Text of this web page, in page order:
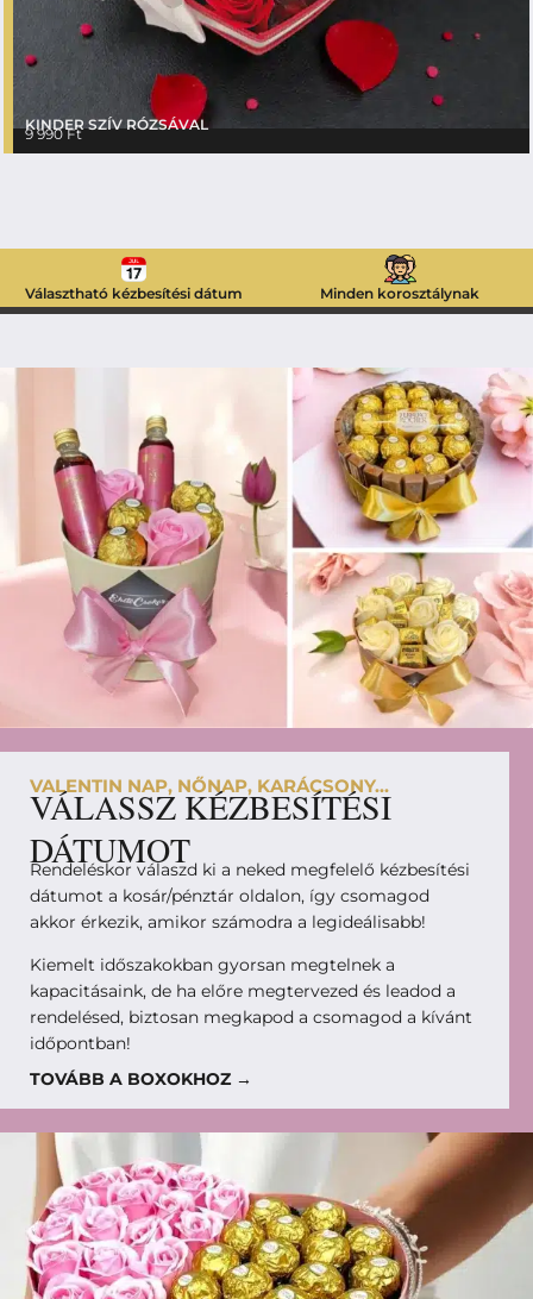
KINDER SZÍV RÓZSÁVAL
9 990Ft
Választható kézbesítési dátum Minden korosztálynak
VALENTIN NAP, NŐNAP, KARÁCSONY...
VÁLASSZ KÉZBESÍTÉSI
DÁTUMOT
Rendeléskor válaszd ki a neked megfelelő kézbesítési
dátumot a kosár/pénztár oldalon, így csomagod
akkor érkezik, amikor számodra a legideálisabb!
Kiemelt időszakokban gyorsan megtelnek a
kapacitásaink, de ha előre megtervezed és leadod a
rendelésed, biztosan megkapod a csomagod a kívánt
időpontban!
TOVÁBB A BOXOKHOZ →